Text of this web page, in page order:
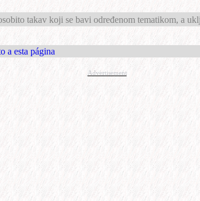
takav koji se bavi određenom tematikom, a
a esta página
Advertisement